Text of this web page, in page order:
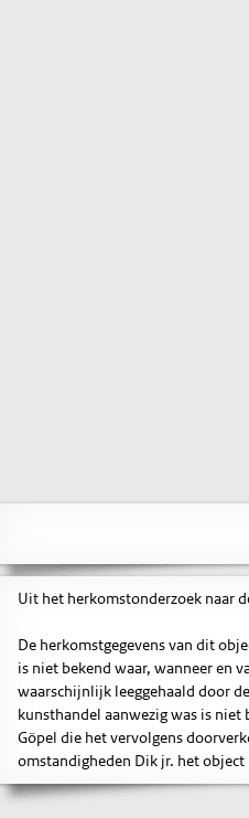
Uit het herkomstonderzoek naar
De herkomstgegevens van dit
is niet bekend waar, wanneer en
waarschijnlijk leeggehaald door
kunsthandel aanwezig was is
Göpel die het vervolgens
omstandigheden Dik jr. het